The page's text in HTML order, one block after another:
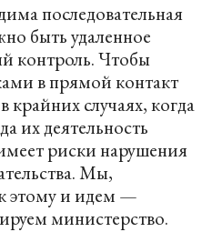
последовательная
быть удаленное
контроль. Чтобы
в прямой контакт
крайних случаях, когда
их деятельность
риски нарушения
Мы,
этому и идем —
министерство.